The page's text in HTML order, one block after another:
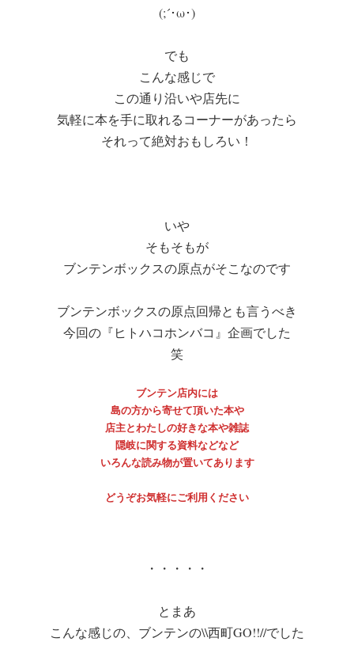
(;´･ω･)
でも
こんな感じで
この通り沿いや店先に
気軽に本を手に取れるコーナーがあったら
それって絶対おもしろい！
いや
そもそもが
ブンテンボックスの原点がそこなのです
ブンテンボックスの原点回帰とも言うべき
今回の『ヒトハコホンバコ』企画でした
笑
ブンテン店内には
島の方から寄せて頂いた本や
店主とわたしの好きな本や雑誌
隠岐に関する資料などなど
いろんな読み物が置いてあります
どうぞお気軽にご利用ください
・・・・・
とまあ
こんな感じの、ブンテンの\\西町GO!!//でした